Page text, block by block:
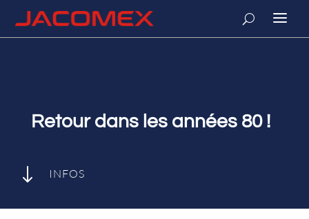
Retour dans les années 80 !
" INFOS